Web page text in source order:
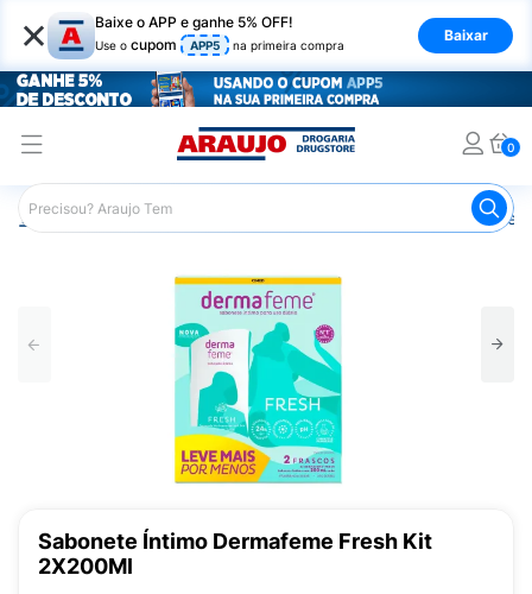
× Baixe o APP e ganhe 5% OFF!
Use o cupom APP5 na primeira compra
Baixar
0
Araujo Higiene Pessoal Sabonete
Sabonete Íntimo Dermafeme Fresh Kit
2X200Ml